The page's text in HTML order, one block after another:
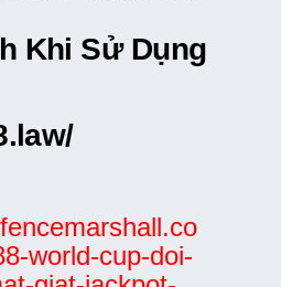
Khi Sử Dụng
world-cup-doi-